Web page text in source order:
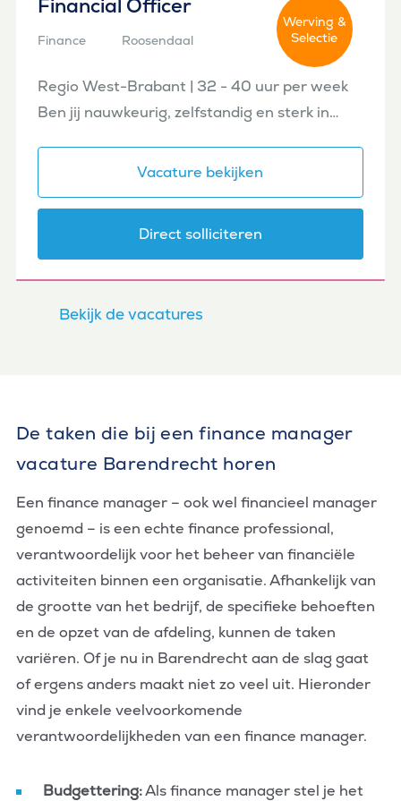
Financial Officer
Finance Roosendaal
Werving &
Selectie
Regio West-Brabant | 32 - 40 uur per week
Ben jij nauwkeurig, zelfstandig en sterk in
internationale organisatie in de regio West-
Brabant zoeken wij een Fina...
Vacature bekijken
Direct solliciteren
Bekijk de vacatures
De taken die bij een finance manager
vacature Barendrecht horen
Een finance manager – ook wel financieel manager
genoemd – is een echte finance professional,
verantwoordelijk voor het beheer van financiële
activiteiten binnen een organisatie. Afhankelijk van
de grootte van het bedrijf, de specifieke behoeften
en de opzet van de afdeling, kunnen de taken
variëren. Of je nu in Barendrecht aan de slag gaat
of ergens anders maakt niet zo veel uit. Hieronder
vind je enkele veelvoorkomende
verantwoordelijkheden van een finance manager.
Budgettering:Als finance manager stel je het